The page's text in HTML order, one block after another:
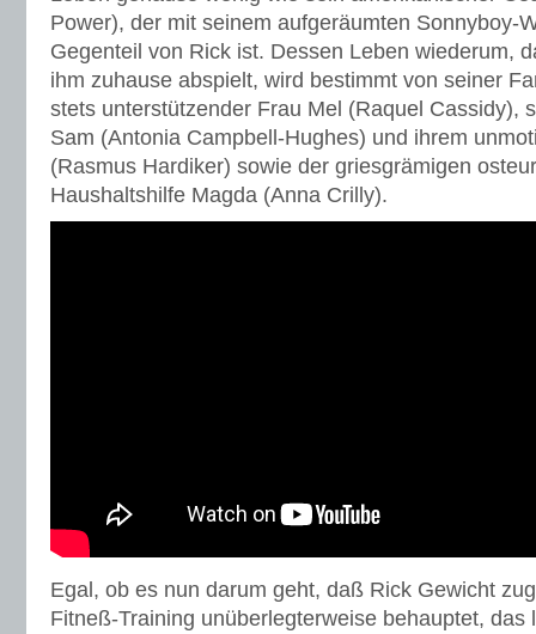
Power), der mit seinem aufgeräumten Sonnyboy-
Gegenteil von Rick ist. Dessen Leben wiederum,
ihm zuhause abspielt, wird bestimmt von seiner
stets unterstützender Frau Mel (Raquel Cassidy),
Sam (Antonia Campbell-Hughes) und ihrem
(Rasmus Hardiker) sowie der griesgrämigen
Haushaltshilfe Magda (Anna Crilly).
Egal, ob es nun darum geht, daß Rick Gewicht
Fitneß-Training unüberlegterweise behauptet, das